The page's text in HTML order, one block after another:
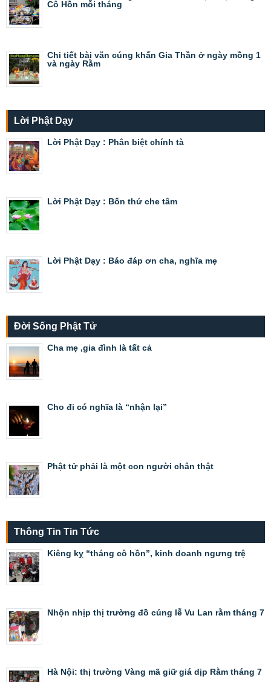
Cô Hồn mỗi tháng
Chi tiết bài văn cúng khấn Gia Thần ở ngày mồng 1
và ngày Rằm
Lời Phật Dạy
Lời Phật Dạy : Phân biệt chính tà
Lời Phật Dạy : Bốn thứ che tâm
Lời Phật Dạy : Báo đáp ơn cha, nghĩa mẹ
Đời Sống Phật Tử
Cha mẹ ,gia đình là tất cả
Cho đi có nghĩa là “nhận lại”
Phật tử phải là một con người chân thật
Thông Tin Tin Tức
Kiêng kỵ “tháng cô hồn”, kinh doanh ngưng trệ
Nhộn nhịp thị trường đồ cúng lễ Vu Lan rằm tháng 7
Hà Nội: thị trường Vàng mã giữ giá dịp Rằm tháng 7